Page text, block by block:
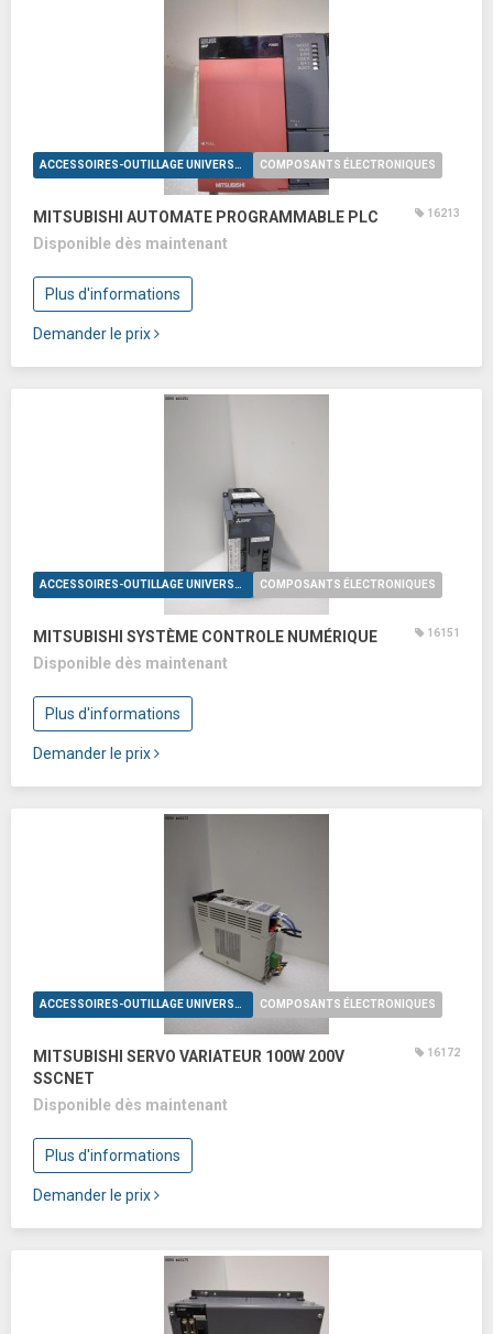
ACCESSOIRES-OUTILLAGE UNIVERSELS COMPOSANTS ÉLECTRONIQUES
MITSUBISHI AUTOMATE PROGRAMMABLE PLC 16213
Disponible dès maintenant
Plus d'informations
Demander le prix
ACCESSOIRES-OUTILLAGE UNIVERSELS COMPOSANTS ÉLECTRONIQUES
MITSUBISHI SYSTÈME CONTROLE NUMÉRIQUE 16151
Disponible dès maintenant
Plus d'informations
Demander le prix
ACCESSOIRES-OUTILLAGE UNIVERSELS COMPOSANTS ÉLECTRONIQUES
MITSUBISHI SERVO VARIATEUR 100W 200V
SSCNET
16172
Disponible dès maintenant
Plus d'informations
Demander le prix